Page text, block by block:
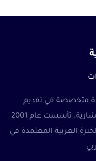
متخصصة في تقديم
كافة مجالات الخدمات التدريبية والاستشارية، تأسست عام 2001
العربية المعتمدة في